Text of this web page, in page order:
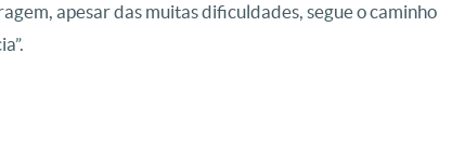
apesar das muitas dificuldades, segue o caminho